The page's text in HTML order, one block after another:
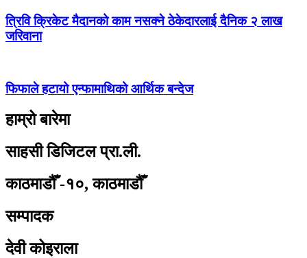
त्रिवि क्रिकेट मैदानको काम नसक्ने ठेकेदारलाई दैनिक २ लाख
जरिवाना
फिफाले हटायो एन्फामाथिको आर्थिक बन्देज
हाम्रो बारेमा
साहसी डिजिटल प्रा.ली.
काठमाडौँ -१०, काठमाडौँ
सम्पादक
देवी कोइराला